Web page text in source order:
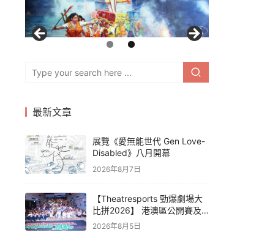
最新文章
展覽《愛無能世代 Gen Love-
Disabled》八月開幕
2026年8月7日
【Theatresports 勁爆劇場大
比拼2026】 港澳區公開賽及
亞洲聯賽賽果
2026年8月5日